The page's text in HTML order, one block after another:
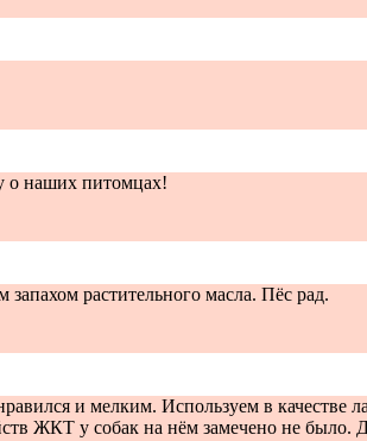
о наших питомцах!
растительного масла. Пёс рад.
и мелким. Используем в качестве
ЖКТ у собак на нём замечено не было.